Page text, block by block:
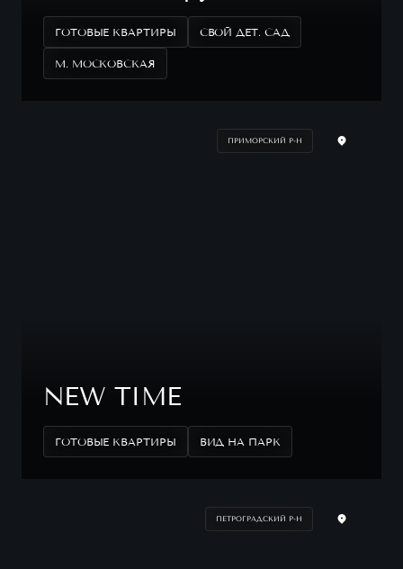
ГОТОВЫЕ КВАРТИРЫ СВОЙ ДЕТ. САД
М. МОСКОВСКАЯ
ПРИМОРСКИЙ Р-Н
NEW TIME
ГОТОВЫЕ КВАРТИРЫ ВИД НА ПАРК
ПЕТРОГРАДСКИЙ Р-Н